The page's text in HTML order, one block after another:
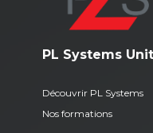
PL Systems
Découvrir PL Systems
Nos formations